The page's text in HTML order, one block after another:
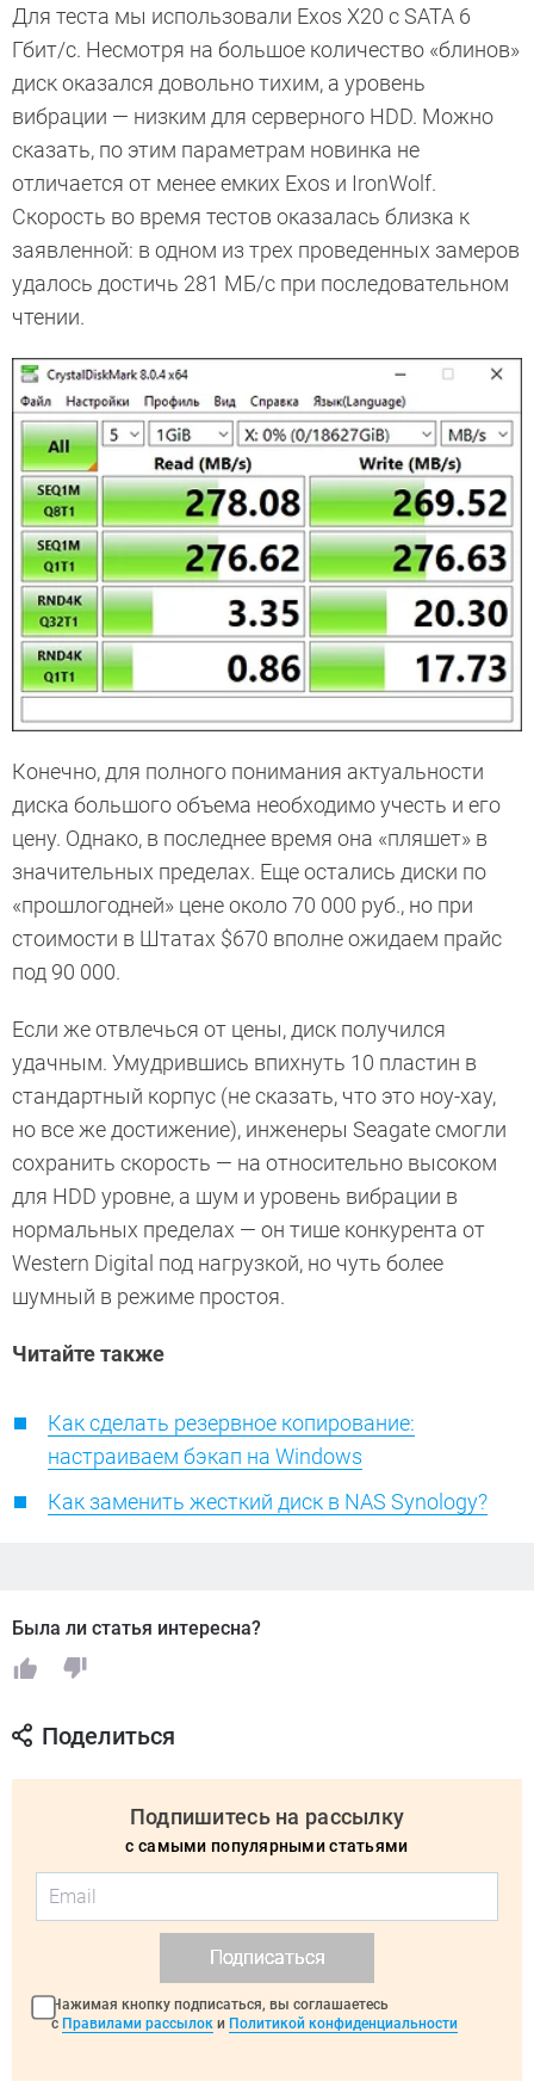
Для теста мы использовали Exos X20 с SATA 6
Гбит/с. Несмотря на большое количество «блинов»
диск оказался довольно тихим, а уровень
вибрации — низким для серверного HDD. Можно
сказать, по этим параметрам новинка не
отличается от менее емких Exos и IronWolf.
Скорость во время тестов оказалась близка к
заявленной: в одном из трех проведенных замеров
удалось достичь 281 МБ/с при последовательном
чтении.
Конечно, для полного понимания актуальности
диска большого объема необходимо учесть и его
цену. Однако, в последнее время она «пляшет» в
значительных пределах. Еще остались диски по
«прошлогодней» цене около 70 000 руб., но при
стоимости в Штатах $670 вполне ожидаем прайс
под 90 000.
Если же отвлечься от цены, диск получился
удачным. Умудрившись впихнуть 10 пластин в
стандартный корпус (не сказать, что это ноу-хау,
но все же достижение), инженеры Seagate смогли
сохранить скорость — на относительно высоком
для HDD уровне, а шум и уровень вибрации в
нормальных пределах — он тише конкурента от
Western Digital под нагрузкой, но чуть более
шумный в режиме простоя.
Читайте также
Как сделать резервное копирование:
настраиваем бэкап на Windows
Как заменить жесткий диск в NAS Synology?
Была ли статья интересна?
Поделиться
Подпишитесь на рассылку
с самыми популярными статьями
Подписаться
Нажимая кнопку подписаться, вы соглашаетесь
с Правилами рассылок и Политикой конфиденциальности